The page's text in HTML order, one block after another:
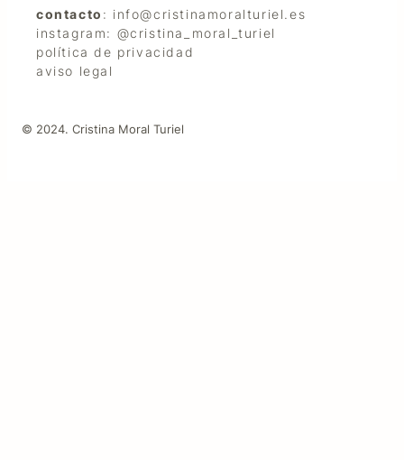
contacto : info@cristinamoralturiel.es
instagram: @cristina_moral_turiel
política de privacidad
aviso legal
© 2024. Cristina Moral Turiel